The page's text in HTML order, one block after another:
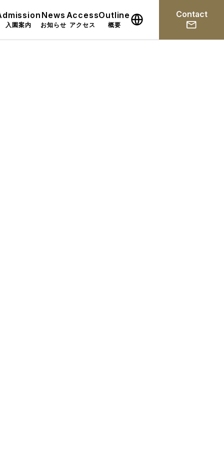
入園案内
News
お知らせ
Access
アクセス
Outline
概要
Contact